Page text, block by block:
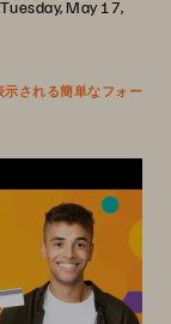
May 17,
示される簡単なフォー